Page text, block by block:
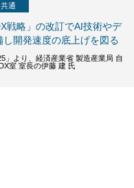
共通
戦略」の改訂でAI技術やデ
し開発速度の底上げを図る
」より、経済産業省 製造産業局 自
室 室長の伊藤 建 氏